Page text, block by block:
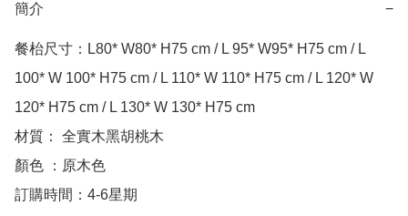
簡介 −
餐枱尺寸：L80* W80* H75 cm / L 95* W95* H75 cm / L
100* W 100* H75 cm / L 110* W 110* H75 cm / L 120* W
120* H75 cm / L 130* W 130* H75 cm
材質： 全實木黑胡桃木
顏色 ：原木色
訂購時間：4-6星期